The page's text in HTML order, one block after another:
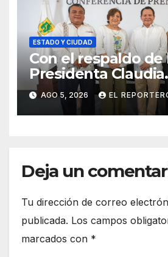
ESTADO Y CIUDAD
Con el respaldo de
Presidenta Claudia
Sheinbaum,
Maya fortalece la
familias yucatecas
AGO 5, 2026 EL
Deja un
Tu dirección de correo
publicada. Los campos
marcados con *